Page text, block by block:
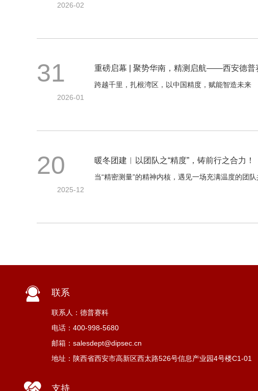
2026-02
31
2026-01
重磅启幕 | 聚势华南，精测启航——西安德普
跨越千里，扎根湾区，以中国精度，赋能智造未来
20
2025-12
暖冬团建︱以团队之“精度”，铸前行之合力！
当“精密测量”的精神内核，遇见一场充满温度的团队
联系
联系人：德普赛科
电话：400-998-5680
邮箱：salesdept@dipsec.cn
地址：陕西省西安市高新区西太路526号信息产业园4号楼C1-01
支持